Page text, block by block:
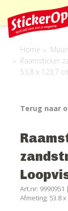
Home
Raamsticker
53,8 x 123,7
Terug naar
Art.nr: 9990951 |
Afmeting: 53.8 x